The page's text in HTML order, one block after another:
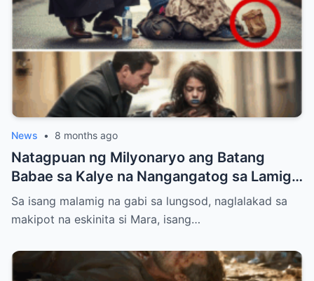
News • 8 months ago
Natagpuan ng Milyonaryo ang Batang
Babae sa Kalye na Nangangatog sa Lamig,
Hawak ang Anak — Ang Ginawa Niyang Isa
ay Nagbago ng Lahat
Sa isang malamig na gabi sa lungsod, naglalakad sa
makipot na eskinita si Mara, isang…